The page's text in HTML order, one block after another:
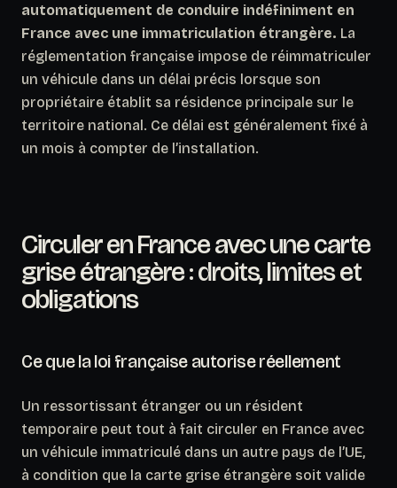
automatiquement de conduire indéfiniment en
France avec une immatriculation étrangère. La
réglementation française impose de réimmatriculer
un véhicule dans un délai précis lorsque son
propriétaire établit sa résidence principale sur le
territoire national. Ce délai est généralement fixé à
un mois à compter de l’installation.
Circuler en France avec une carte
grise étrangère : droits, limites et
obligations
Ce que la loi française autorise réellement
Un ressortissant étranger ou un résident
temporaire peut tout à fait circuler en France avec
un véhicule immatriculé dans un autre pays de l’UE,
à condition que la carte grise étrangère soit valide